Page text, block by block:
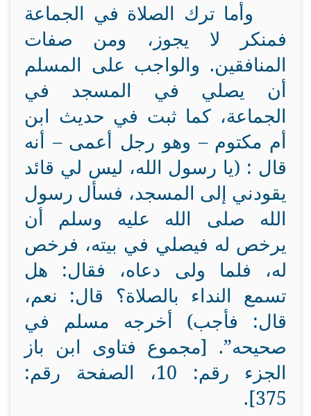
وأما ترك الصلاة في الجماعة
فمنكر لا يجوز، ومن صفات
المنافقين. والواجب على المسلم
أن يصلي في المسجد في
الجماعة، كما ثبت في حديث ابن
أم مكتوم – وهو رجل أعمى – أنه
قال : (يا رسول الله، ليس لي قائد
يقودني إلى المسجد، فسأل رسول
الله صلى الله عليه وسلم أن
يرخص له فيصلي في بيته، فرخص
له، فلما ولى دعاه، فقال: هل
تسمع النداء بالصلاة؟ قال: نعم،
قال: فأجب) أخرجه مسلم في
صحيحه”. [مجموع فتاوى ابن باز
الجزء رقم: 10، الصفحة رقم:
375].